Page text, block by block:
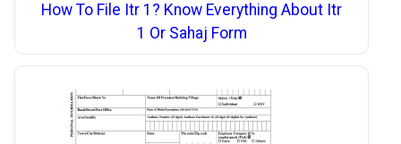
How To File Itr 1? Know Everything About Itr
1 Or Sahaj Form